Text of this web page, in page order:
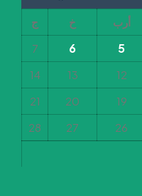
أرب خ
ج
5
6
7
12
13
14
19
20
21
26
27
28